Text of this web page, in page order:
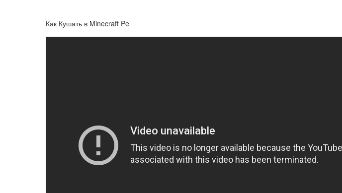
Как Кушать в Minecraft Pe